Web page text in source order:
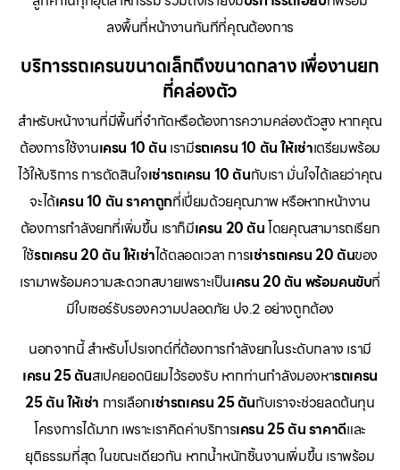
ลงพื้นที่หน้างานทันทีที่คุณต้องการ
บริการรถเครนขนาดเล็กถึงขนาดกลาง เพื่องานยก
ที่คล่องตัว
สำหรับหน้างานที่มีพื้นที่จำกัดหรือต้องการความคล่องตัวสูง หากคุณ
ต้องการใช้งานเครน 10 ตัน เรามีรถเครน 10 ตัน ให้เช่าเตรียมพร้อม
ไว้ให้บริการ การตัดสินใจเช่ารถเครน 10 ตันกับเรา มั่นใจได้เลยว่าคุณ
จะได้เครน 10 ตัน ราคาถูกที่เปี่ยมด้วยคุณภาพ หรือหากหน้างาน
ต้องการกำลังยกที่เพิ่มขึ้น เราก็มีเครน 20 ตันโดยคุณสามารถเรียก
ใช้รถเครน 20 ตัน ให้เช่าได้ตลอดเวลา การเช่ารถเครน 20 ตันของ
เรามาพร้อมความสะดวกสบายเพราะเป็นเครน 20 ตัน พร้อมคนขับที่
มีใบเซอร์รับรองความปลอดภัย ปจ.2 อย่างถูกต้อง
นอกจากนี้ สำหรับโปรเจกต์ที่ต้องการกำลังยกในระดับกลาง เรามี
เครน 25 ตันสเปคยอดนิยมไว้รองรับ หากท่านกำลังมองหารถเครน
25 ตัน ให้เช่า การเลือกเช่ารถเครน 25 ตันกับเราจะช่วยลดต้นทุน
โครงการได้มาก เพราะเราคิดค่าบริการเครน 25 ตัน ราคาดีและ
ยุติธรรมที่สุด ในขณะเดียวกัน หากน้ำหนักชิ้นงานเพิ่มขึ้น เราพร้อม